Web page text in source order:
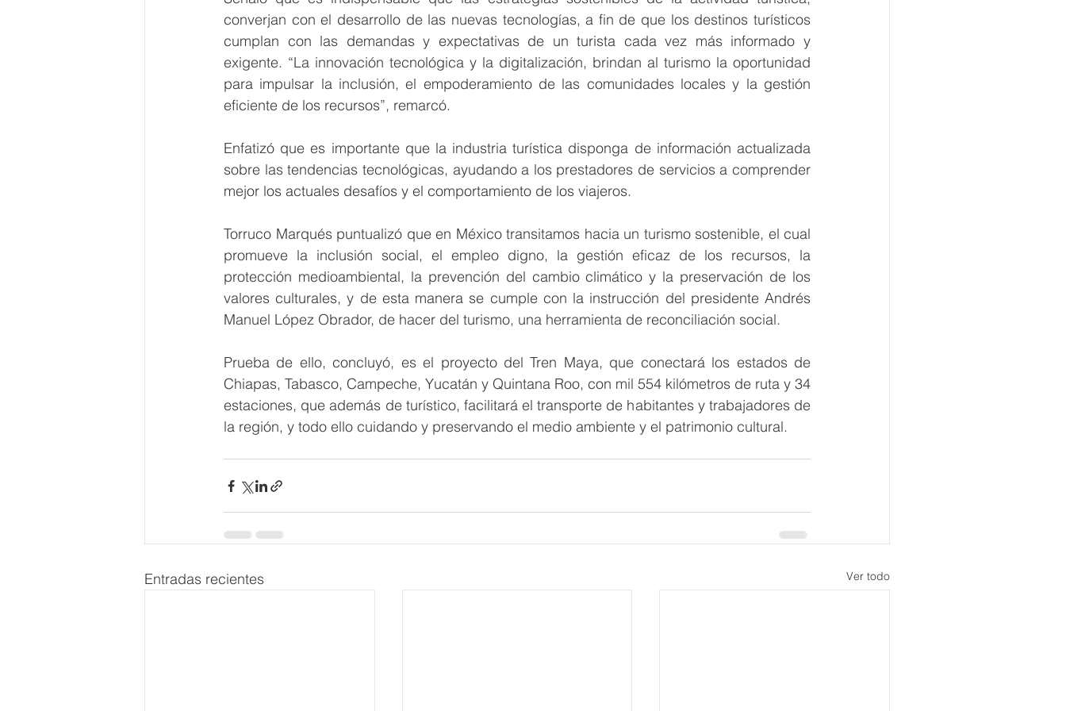
converjan con el desarrollo de las nuevas tecnologías, a fin de que los destinos turísticos
cumplan con las demandas y expectativas de un turista cada vez más informado y
exigente. “La innovación tecnológica y la digitalización, brindan al turismo la oportunidad
para impulsar la inclusión, el empoderamiento de las comunidades locales y la gestión
eficiente de los recursos”, remarcó.
Enfatizó que es importante que la industria turística disponga de información actualizada
sobre las tendencias tecnológicas, ayudando a los prestadores de servicios a comprender
mejor los actuales desafíos y el comportamiento de los viajeros.
Torruco Marqués puntualizó que en México transitamos hacia un turismo sostenible, el cual
promueve la inclusión social, el empleo digno, la gestión eficaz de los recursos, la
protección medioambiental, la prevención del cambio climático y la preservación de los
valores culturales, y de esta manera se cumple con la instrucción del presidente Andrés
Manuel López Obrador, de hacer del turismo, una herramienta de reconciliación social.
Prueba de ello, concluyó, es el proyecto del Tren Maya, que conectará los estados de
Chiapas, Tabasco, Campeche, Yucatán y Quintana Roo, con mil 554 kilómetros de ruta y 34
estaciones, que además de turístico, facilitará el transporte de habitantes y trabajadores de
la región, y todo ello cuidando y preservando el medio ambiente y el patrimonio cultural.
Entradas recientes Ver todo